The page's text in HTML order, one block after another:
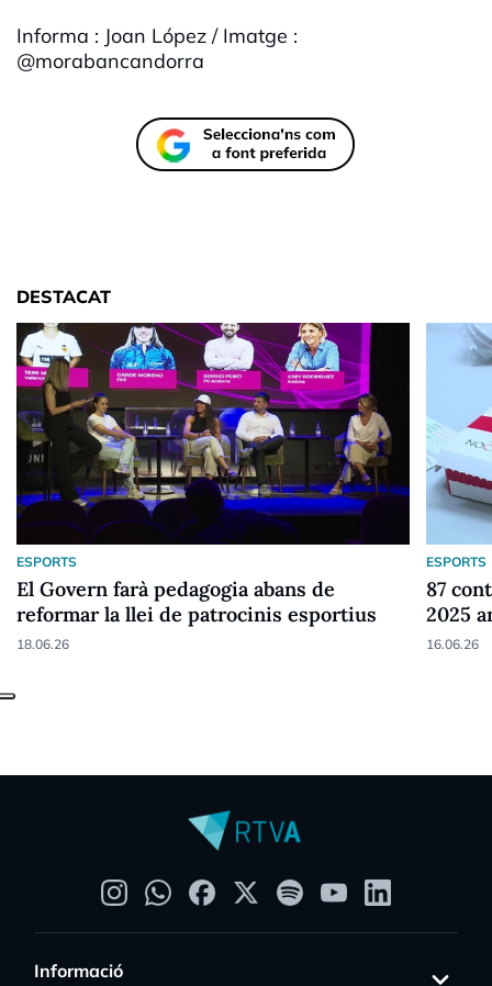
Informa : Joan López / Imatge :
@morabancandorra
DESTACAT
ESPORTS
El Govern farà pedagogia abans de
reformar la llei de patrocinis esportius
18.06.26
ESPORTS
87
2025
16.06.26
Informació